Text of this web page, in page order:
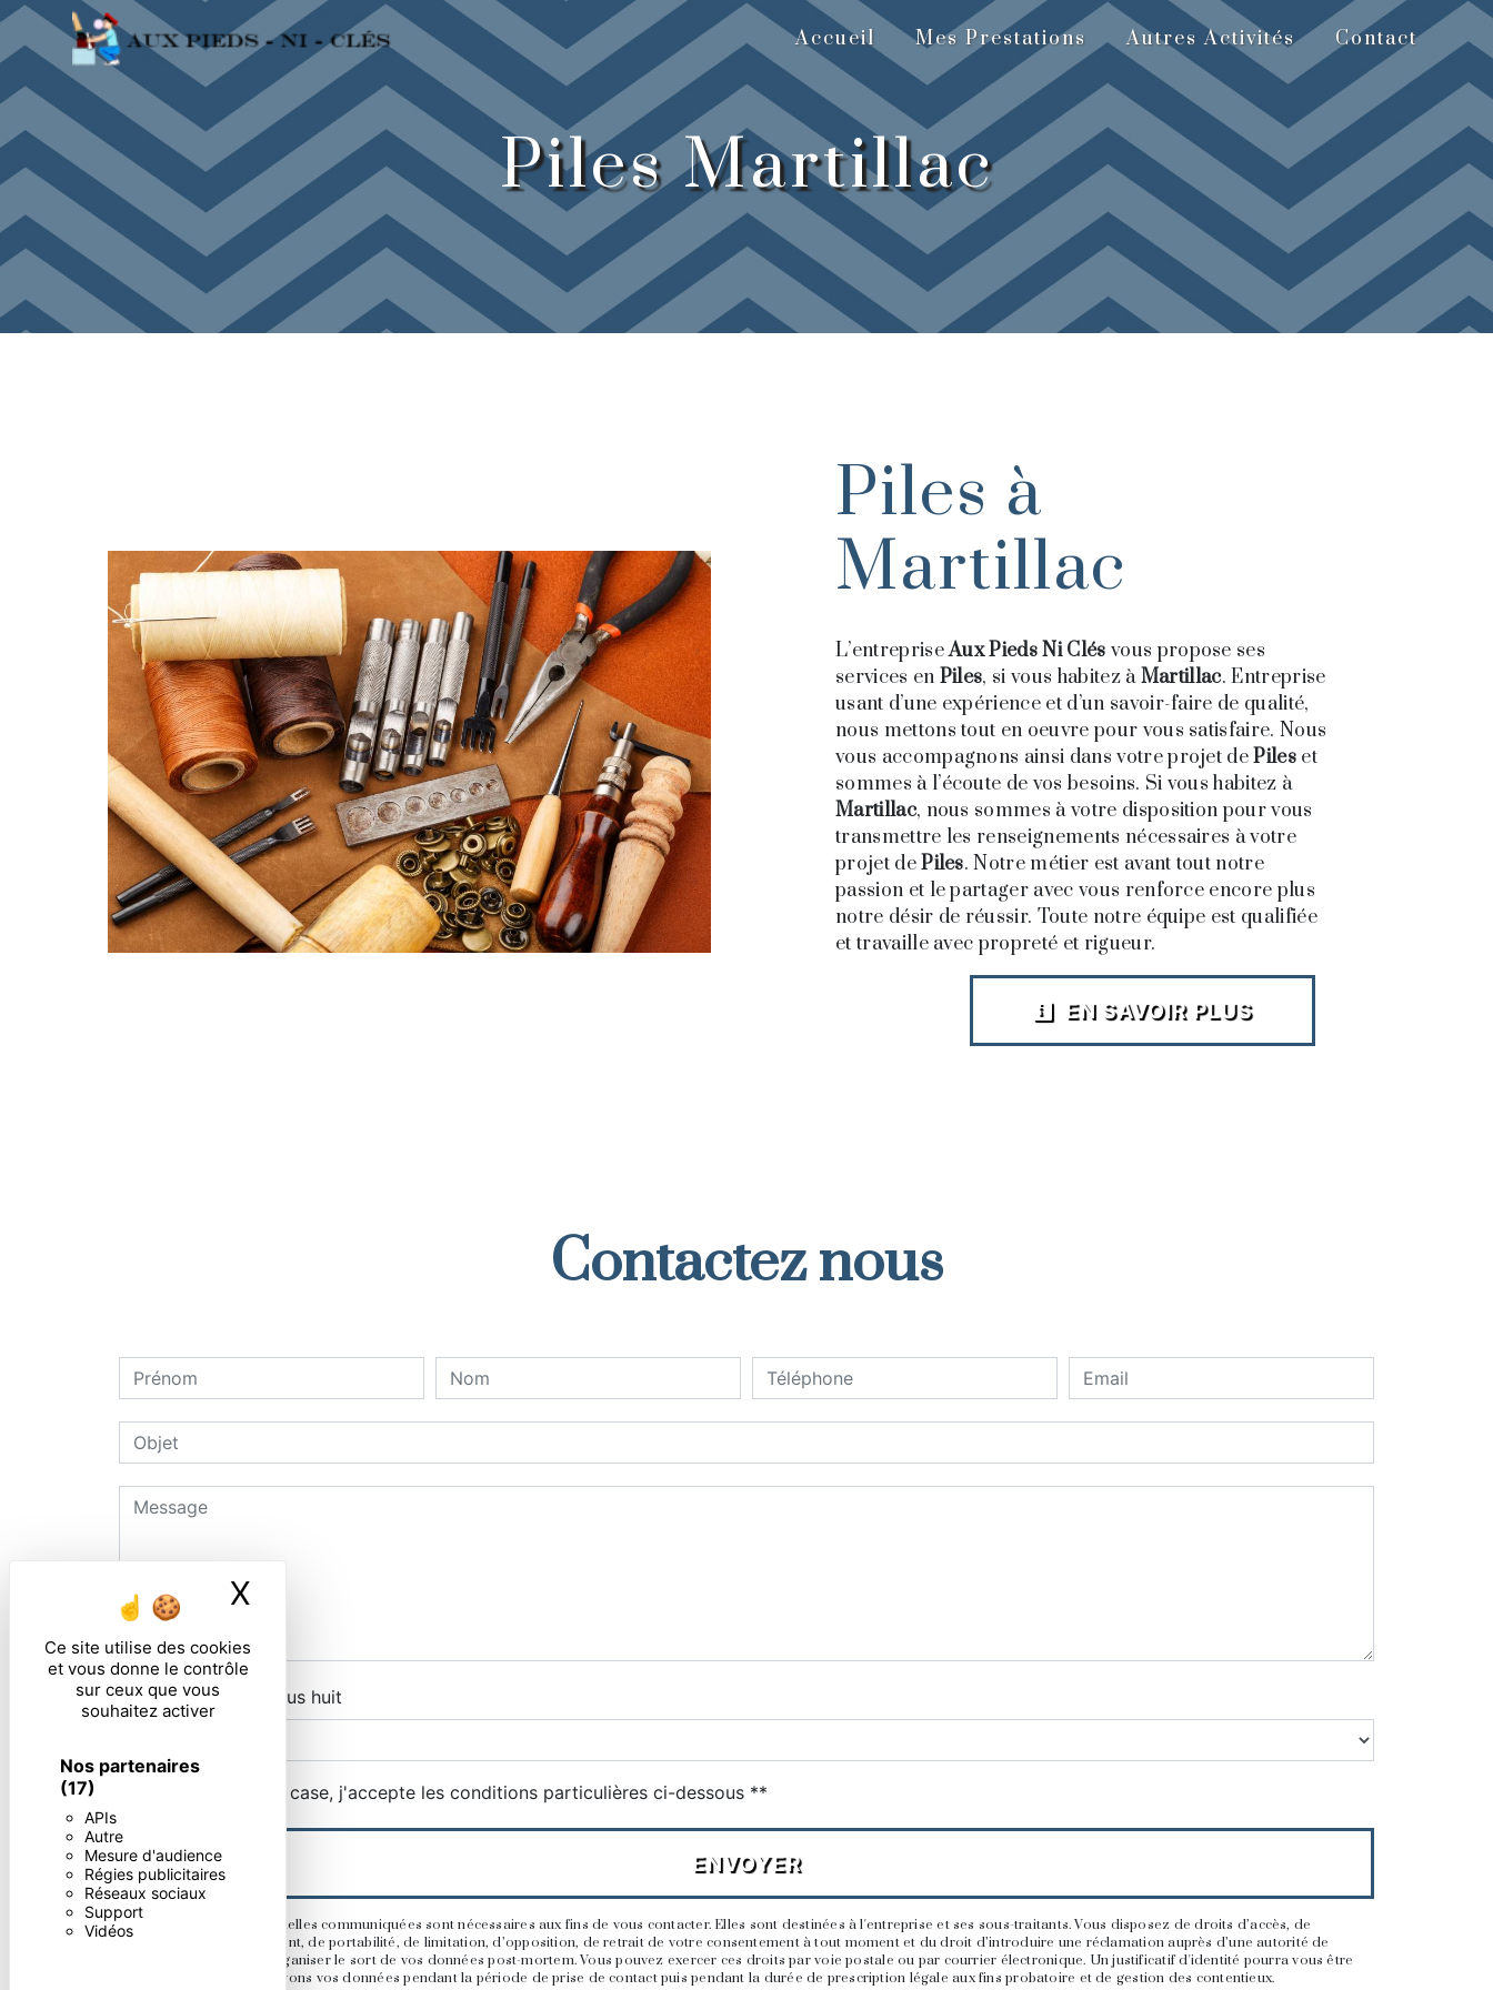
Panneau de gestion des cookies
Ce site utilise des cookies
et vous donne le contrôle
sur ceux que vous
souhaitez activer
Nos partenaires
(17)
APIs
Autre
Mesure d'audience
Régies publicitaires
Réseaux sociaux
Support
Vidéos
X
Accueil Mes Prestations Autres Activités Contact
Piles Martillac
Piles à
Martillac
L’entrepriseAux Pieds Ni Clés vous propose ses
services en Piles, si vous habitez àMartillac. Entreprise
usant d’une expérience et d’un savoir-faire de qualité,
nous mettons tout en oeuvre pour vous satisfaire. Nous
vous accompagnons ainsi dans votre projet dePiles et
sommes à l’écoute de vos besoins. Si vous habitez à
Martillac, nous sommes à votre disposition pour vous
transmettre les renseignements nécessaires à votre
projet dePiles. Notre métier est avant tout notre
passion et le partager avec vous renforce encore plus
notre désir de réussir. Toute notre équipe est qualifiée
et travaille avec propreté et rigueur.
EN SAVOIR PLUS
Contactez nous
Combien font dix plus huit
En cochant cette case, j'accepte les conditions particulières ci-dessous **
ENVOYER
** Les données personnelles communiquées sont nécessaires aux fins de vous contacter. Elles sont destinées à l'entreprise et ses sous-traitants. Vous disposez de droits d’accès, de
rectification, d’effacement, de portabilité, de limitation, d’opposition, de retrait de votre consentement à tout moment et du droit d’introduire une réclamation auprès d’une autorité de
contrôle, ainsi que d’organiser le sort de vos données post-mortem. Vous pouvez exercer ces droits par voie postale ou par courrier électronique. Un justificatif d'identité pourra vous être
demandé. Nous conservons vos données pendant la période de prise de contact puis pendant la durée de prescription légale aux fins probatoire et de gestion des contentieux.